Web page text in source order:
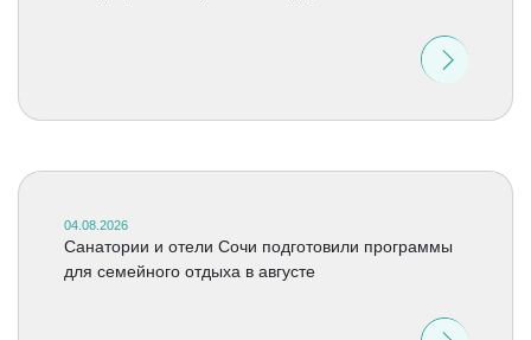
04.08.2026
Санатории и отели Сочи подготовили программы
для семейного отдыха в августе